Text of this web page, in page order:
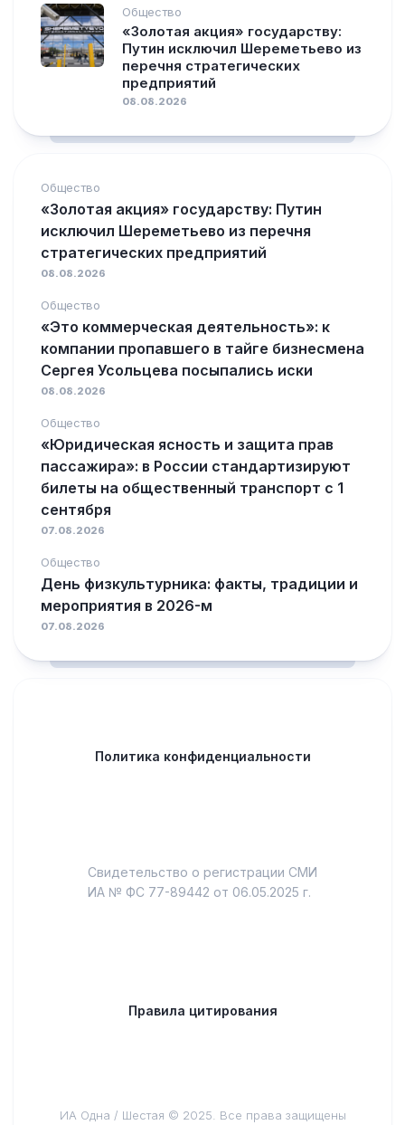
Общество
«Золотая акция» государству:
Путин исключил Шереметьево из
перечня стратегических
предприятий
08.08.2026
Общество
«Золотая акция» государству: Путин
исключил Шереметьево из перечня
стратегических предприятий
08.08.2026
Общество
«Это коммерческая деятельность»: к
компании пропавшего в тайге бизнесмена
Сергея Усольцева посыпались иски
08.08.2026
Общество
«Юридическая ясность и защита прав
пассажира»: в России стандартизируют
билеты на общественный транспорт с 1
сентября
07.08.2026
Общество
День физкультурника: факты, традиции и
мероприятия в 2026-м
07.08.2026
Политика конфиденциальности
Свидетельство о регистрации СМИ
ИА № ФС 77-89442 от 06.05.2025 г.
Правила цитирования
ИА Одна / Шестая © 2025. Все права защищены